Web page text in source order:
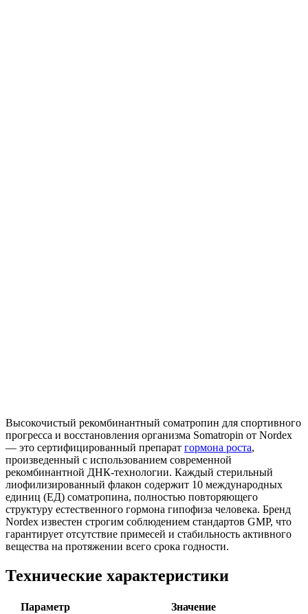
Высокочистый рекомбинантный соматропин для спортивного
прогресса и восстановления организма Somatropin от Nordex
— это сертифицированный препарат гормона роста,
произведенный с использованием современной
рекомбинантной ДНК-технологии. Каждый стерильный
лиофилизированный флакон содержит 10 международных
единиц (ЕД) соматропина, полностью повторяющего
структуру естественного гормона гипофиза человека. Бренд
Nordex известен строгим соблюдением стандартов GMP, что
гарантирует отсутствие примесей и стабильность активного
вещества на протяжении всего срока годности.
Технические характеристики
Параметр
Значение